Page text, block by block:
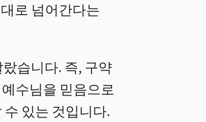
로 넘어간다는
습니다. 즉, 구약
수님을 믿음으로
있는 것입니다.